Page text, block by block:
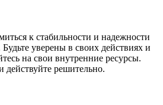
к стабильности и надежности
уверены в своих действиях и
на свои внутренние ресурсы.
решительно.